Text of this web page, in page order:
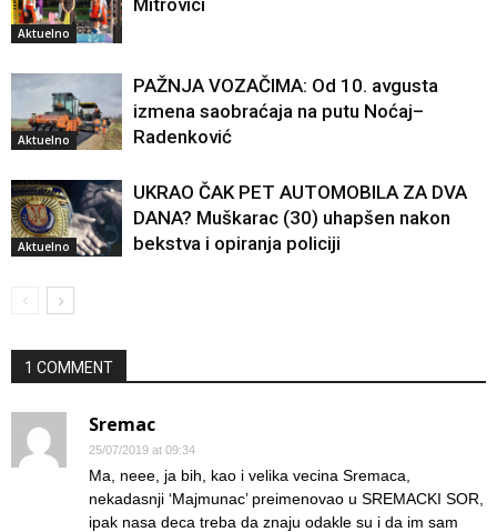
Aktuelno
Aktuelno
PAŽNJA VOZAČIMA: Od 10. avgusta
izmena saobraćaja na putu Noćaj–
Radenković
Aktuelno
UKRAO ČAK PET AUTOMOBILA ZA DVA
DANA? Muškarac (30) uhapšen nakon
bekstva i opiranja policiji
1 COMMENT
Sremac
25/07/2019 at 09:34
Ma, neee, ja bih, kao i velika vecina Sremaca,
nekadasnji ‘Majmunac’ preimenovao u SREMACKI SOR,
ipak nasa deca treba da znaju odakle su i da im sam